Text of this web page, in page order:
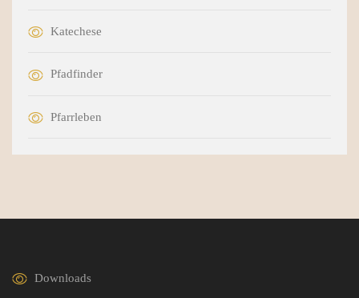
Katechese
Pfadfinder
Pfarrleben
Downloads